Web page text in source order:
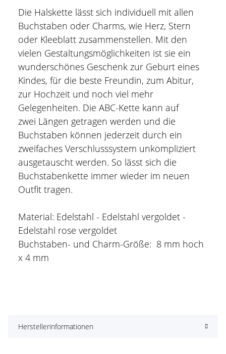
Die Halskette lässt sich individuell mit allen
Buchstaben oder Charms, wie Herz, Stern
oder Kleeblatt zusammenstellen. Mit den
vielen Gestaltungsmöglichkeiten ist sie ein
wunderschönes Geschenk zur Geburt eines
Kindes, für die beste Freundin, zum Abitur,
zur Hochzeit und noch viel mehr
Gelegenheiten. Die ABC-Kette kann auf
zwei Längen getragen werden und die
Buchstaben können jederzeit durch ein
zweifaches Verschlusssystem unkompliziert
ausgetauscht werden. So lässt sich die
Buchstabenkette immer wieder im neuen
Outfit tragen.
Material: Edelstahl - Edelstahl vergoldet -
Edelstahl rose vergoldet
Buchstaben- und Charm-Größe: 8 mm hoch
x 4 mm
Herstellerinformationen